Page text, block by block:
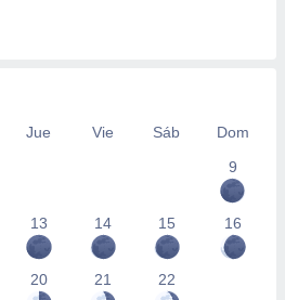
Jue Vie Sáb
Dom
9
13 14 15 16
20 21 22